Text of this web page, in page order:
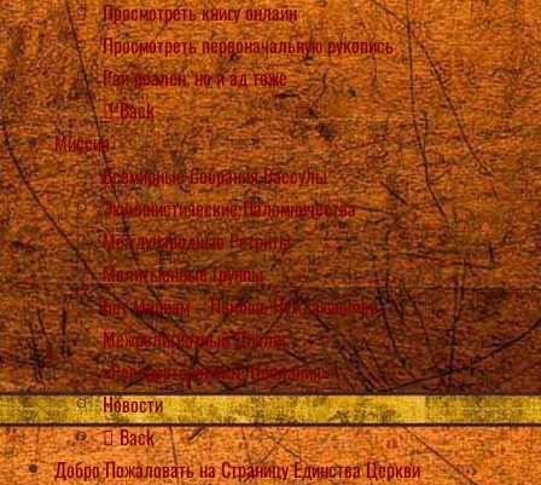
Просмотреть книгу онлайн
Просмотреть первоначальную рукопись
Рай реален, но и ад тоже
Back
Миссия
Всемирные Собрания Вассулы
Экуминистические Паломничества
Международные Ретриты
Молитыенные Группы
Бет Мириам – Помощь Нуждающимся
Межрелигиозный Диалог
«Распростороняйте Послания»!
Новости
Back
Добро Пожаловать на Страницу Единства Церкви